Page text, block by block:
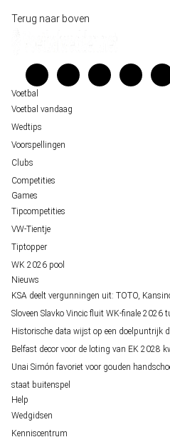
Belfast decor voor de loting van EK
Wedgidsen
Verantwoord wedden
Over ons
Terug naar boven
Voetbal
Voetbal vandaag
Wedtips
Voorspellingen
Clubs
Competities
Games
Tipcompetities
VW-Tientje
Tiptopper
WK 2026 pool
Nieuws
KSA deelt vergunningen uit: TOTO,
Sloveen Slavko Vincic fluit WK-finale 2026
Historische data wijst op een doelpuntrijk
Belfast decor voor de loting van EK 2028
Unai Simón favoriet voor gouden
staat buitenspel
Help
Wedgidsen
Kenniscentrum